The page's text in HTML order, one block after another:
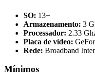
SO: 13+
Armazenamento: 3
Processador: 2.33
Placa de vídeo:
Rede: Broadband
Mínimos